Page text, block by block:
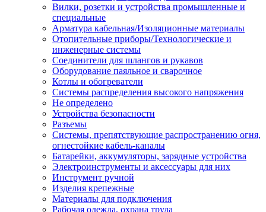
Вилки, розетки и устройства промышленные и
специальные
Арматура кабельная/Изоляционные материалы
Отопительные приборы/Технологические и
инженерные системы
Соединители для шлангов и рукавов
Оборудование паяльное и сварочное
Котлы и обогреватели
Системы распределения высокого напряжения
Не определено
Устройства безопасности
Разъемы
Системы, препятствующие распространению огня,
огнестойкие кабель-каналы
Батарейки, аккумуляторы, зарядные устройства
Электроинструменты и аксессуары для них
Инструмент ручной
Изделия крепежные
Материалы для подключения
Рабочая одежда, охрана труда